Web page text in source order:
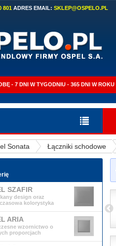
801 ADRES EMAIL: SKLEP@OSPELO.PL
- 7 DNI W TYGODNIU - 365 DNI W ROKU
Sonata Łączniki schodowe
SZAFIR
design oraz
kolorystyka
ARIA
wzornictwo o
proporcjach